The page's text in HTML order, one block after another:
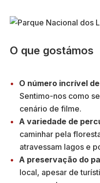
O que gostámos
O número incrível
Sentimo-nos como
cenário de filme.
A variedade de
caminhar pela
atravessam lagos e
A preservação do
local, apesar de